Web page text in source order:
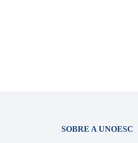
SOBRE A UNOESC